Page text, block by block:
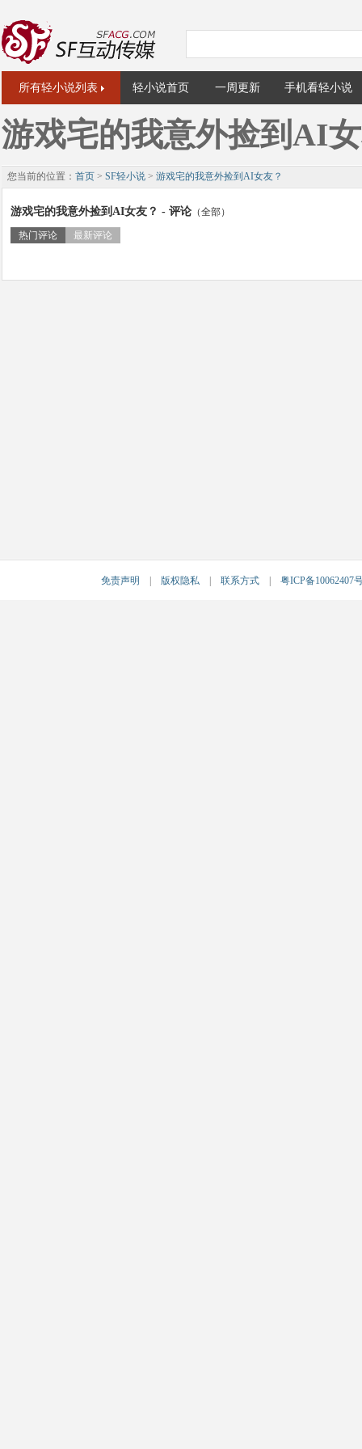
所有轻小说列表 轻小说首页 一周更新 手机看轻小说
游戏宅的我意外捡到AI
您当前的位置： 首页 > SF轻小说 > 游戏宅的我意外捡到AI女友？
游戏宅的我意外捡到AI女友？ - 评论 （全部）
热门评论 最新评论
免责声明 版权隐私 联系方式 粤ICP备10062407